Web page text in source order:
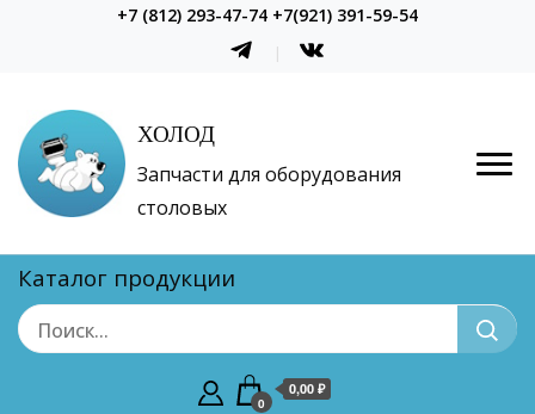
+7 (812) 293-47-74 +7(921) 391-59-54
ХОЛОД
Запчасти для оборудования
столовых
Каталог продукции
0
0,00 ₽